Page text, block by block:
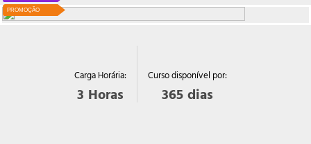
PROMOÇÃO
Carga Horária:
3 Horas
Curso disponível por:
365 dias